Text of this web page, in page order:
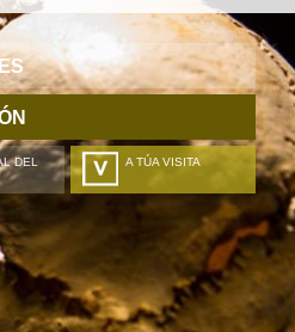
DEL
A TÚA VISITA
ZURE BISITALDIA
VOTRE VISITE
DEIN BESUCH